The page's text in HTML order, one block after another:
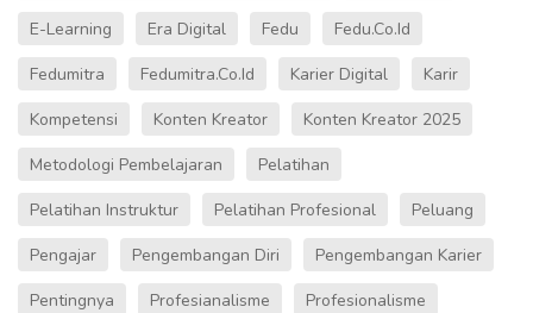
E-Learning
Era Digital Fedu
Fedu.co.id
Fedumitra
Fedumitra.co.id Karier Digital
Karir
Kompetensi
Konten Kreator
Konten Kreator 2025
Metodologi Pembelajaran
Pelatihan
Pelatihan Instruktur
Pelatihan Profesional
Peluang
Pengajar
Pengembangan Diri
Pengembangan Karier
Pentingnya
Profesianalisme
Profesionalisme